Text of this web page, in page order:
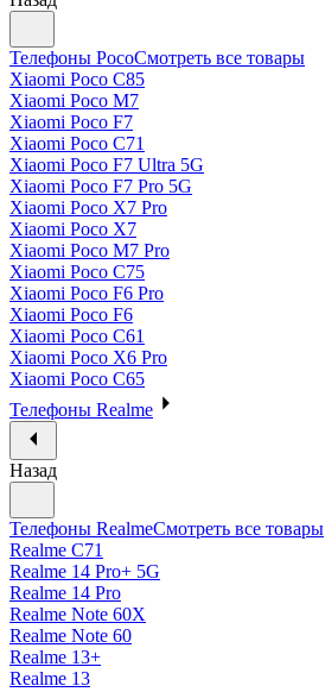
Телефоны PocoСмотреть все товары
Xiaomi Poco C85
Xiaomi Poco M7
Xiaomi Poco F7
Xiaomi Poco C71
Xiaomi Poco F7 Ultra 5G
Xiaomi Poco F7 Pro 5G
Xiaomi Poco X7 Pro
Xiaomi Poco X7
Xiaomi Poco M7 Pro
Xiaomi Poco C75
Xiaomi Poco F6 Pro
Xiaomi Poco F6
Xiaomi Poco C61
Xiaomi Poco X6 Pro
Xiaomi Poco C65
Телефоны Realme
Назад
Телефоны RealmeСмотреть все товары
Realme C71
Realme 14 Pro+ 5G
Realme 14 Pro
Realme Note 60X
Realme Note 60
Realme 13+
Realme 13